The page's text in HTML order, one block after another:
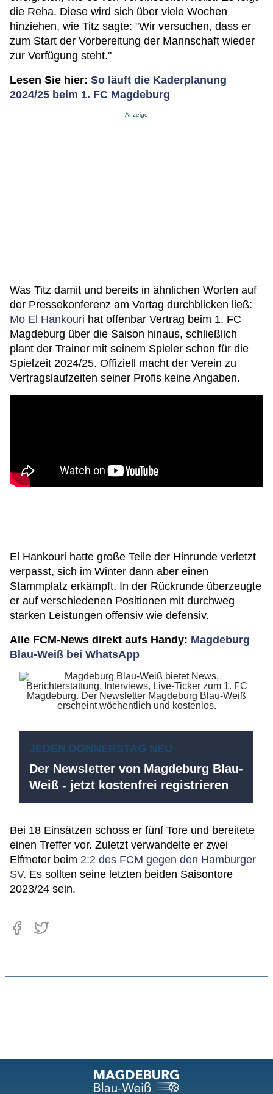
die Reha. Diese wird sich über viele Wochen
hinziehen, wie Titz sagte: "Wir versuchen, dass er
zum Start der Vorbereitung der Mannschaft wieder
zur Verfügung steht."
Lesen Sie hier: So läuft die Kaderplanung
2024/25 beim 1. FC Magdeburg
Anzeige
Was Titz damit und bereits in ähnlichen Worten auf
der Pressekonferenz am Vortag durchblicken ließ:
Mo El Hankouri hat offenbar Vertrag beim 1. FC
Magdeburg über die Saison hinaus, schließlich
plant der Trainer mit seinem Spieler schon für die
Spielzeit 2024/25. Offiziell macht der Verein zu
Vertragslaufzeiten seiner Profis keine Angaben.
El Hankouri hatte große Teile der Hinrunde verletzt
verpasst, sich im Winter dann aber einen
Stammplatz erkämpft. In der Rückrunde überzeugte
er auf verschiedenen Positionen mit durchweg
starken Leistungen offensiv wie defensiv.
Alle FCM-News direkt aufs Handy: Magdeburg
Blau-Weiß bei WhatsApp
JEDEN DONNERSTAG NEU
Der Newsletter von Magdeburg Blau-
Weiß - jetzt kostenfrei registrieren
Bei 18 Einsätzen schoss er fünf Tore und bereitete
einen Treffer vor. Zuletzt verwandelte er zwei
Elfmeter beim 2:2 des FCM gegen den Hamburger
SV. Es sollten seine letzten beiden Saisontore
2023/24 sein.